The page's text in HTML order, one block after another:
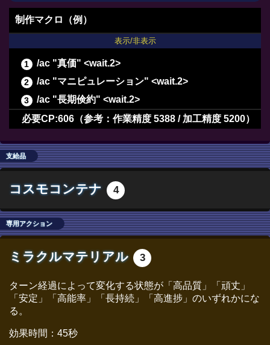
制作マクロ（例）
表示/非表示
/ac "真価" <wait.2>
/ac "マニピュレーション" <wait.2>
/ac "長期倹約" <wait.2>
/ac "イノベーション" <wait.2>
/ac "精密作業" <wait.3>
/ac "精密作業" <wait.3>
/ac "精密作業" <wait.3>
/ac "グレートストライド" <wait.2>
/ac "イノベーション" <wait.2>
/ac "下地加工" <wait.3>
/ac "ビエルゴの祝福" <wait.3>
必要CP:606（参考：作業精度 5388 / 加工精度 5200）
支給品
コスモコンテナ 4
専用アクション
ミラクルマテリアル 3
ターン経過によって変化する状態が「高品質」「頑丈」
「安定」「高能率」「長持続」「高進捗」のいずれかにな
る。
効果時間：45秒